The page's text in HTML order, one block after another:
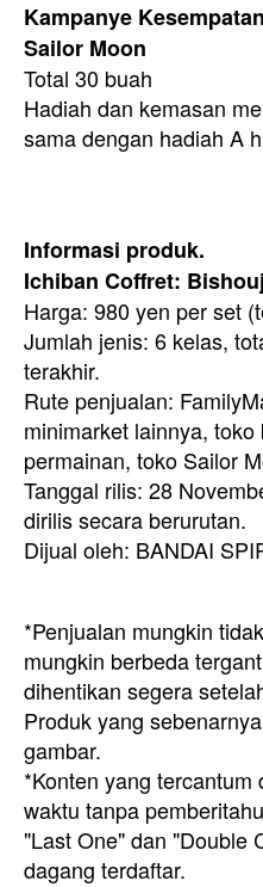
Kampanye
Sailor Moon
Total 30 buah
Hadiah dan kemasan
sama dengan hadiah A
Informasi produk.
Ichiban Coffret:
Harga: 980 yen per set
Jumlah jenis: 6 kelas,
terakhir.
Rute penjualan:
minimarket lainnya,
permainan, toko Sailor
Tanggal rilis: 28
dirilis secara berurutan.
Dijual oleh: BANDAI
*Penjualan mungkin
mungkin berbeda
dihentikan segera
Produk yang
gambar.
*Konten yang
waktu tanpa
"Last One" dan "Double
dagang terdaftar.